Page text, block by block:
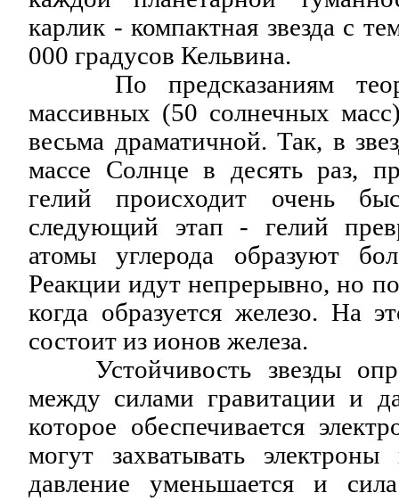
карлик - компактная звезда с
000 градусов Кельвина.
По предсказаниям
массивных (50 солнечных
весьма драматичной. Так, в
массе Солнце в десять раз,
гелий происходит очень
следующий этап - гелий
атомы углерода образуют
Реакции идут непрерывно, но
когда образуется железо. На
состоит из ионов железа.
Устойчивость звезды
между силами гравитации и
которое обеспечивается
могут захватывать
давление уменьшается и